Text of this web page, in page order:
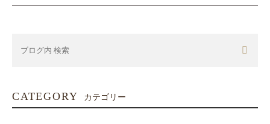
CATEGORY カテゴリー